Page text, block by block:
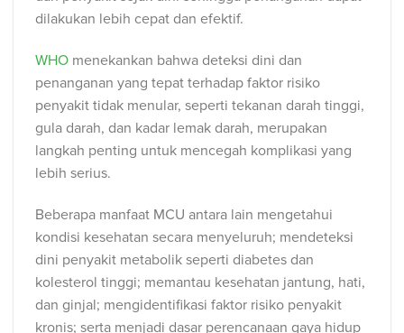
dilakukan lebih cepat dan efektif.
WHO menekankan bahwa deteksi dini dan
penanganan yang tepat terhadap faktor risiko
penyakit tidak menular, seperti tekanan darah tinggi,
gula darah, dan kadar lemak darah, merupakan
langkah penting untuk mencegah komplikasi yang
lebih serius.
Beberapa manfaat MCU antara lain mengetahui
kondisi kesehatan secara menyeluruh; mendeteksi
dini penyakit metabolik seperti diabetes dan
kolesterol tinggi; memantau kesehatan jantung, hati,
dan ginjal; mengidentifikasi faktor risiko penyakit
kronis; serta menjadi dasar perencanaan gaya hidup